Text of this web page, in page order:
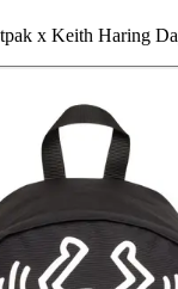
x Keith Haring